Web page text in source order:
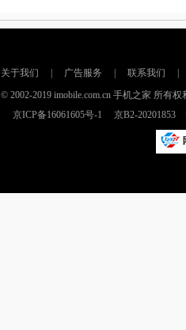
关于我们 广告服务 联系我们
© 2002-2019 imobile.com.cn 手机之家 所有
京ICP备16061605号-1
京B2-20201853